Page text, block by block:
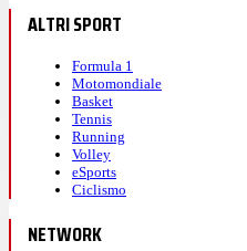
ALTRI SPORT
Formula 1
Motomondiale
Basket
Tennis
Running
Volley
eSports
Ciclismo
NETWORK